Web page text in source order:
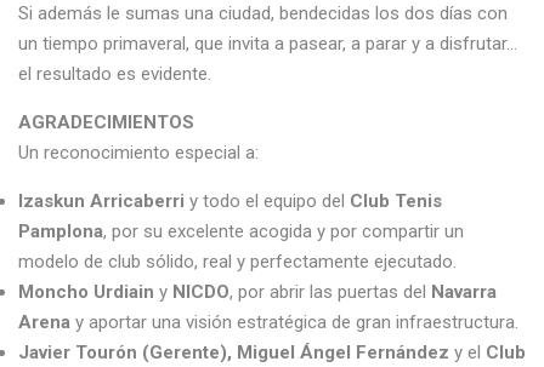
Si además le sumas una ciudad, bendecidas los dos días con
un tiempo primaveral, que invita a pasear, a parar y a disfrutar…
el resultado es evidente.
AGRADECIMIENTOS
Un reconocimiento especial a:
Izaskun Arricaberri y todo el equipo del Club Tenis
Pamplona, por su excelente acogida y por compartir un
modelo de club sólido, real y perfectamente ejecutado.
Moncho Urdiain y NICDO, por abrir las puertas del Navarra
Arena y aportar una visión estratégica de gran infraestructura.
Javier Tourón (Gerente), Miguel Ángel Fernández y el Club